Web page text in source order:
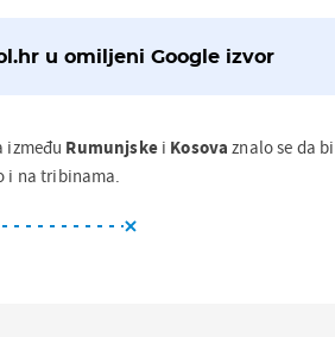
u omiljeni Google izvor
između Rumunjskei Kosovaznalo se da
i na tribinama.